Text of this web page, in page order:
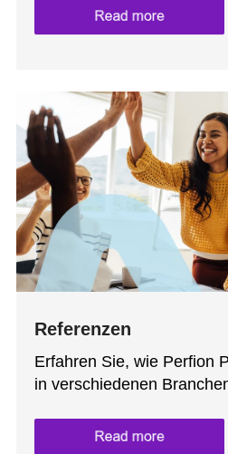
Referenzen
Erfahren Sie, wie Perfion
in verschiedenen